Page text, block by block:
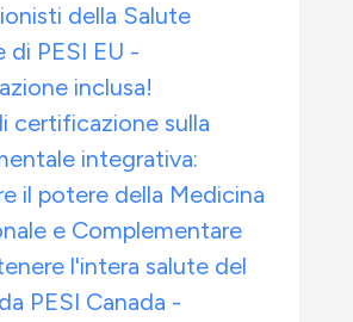
della Salute
di PESI EU -
inclusa!
certificazione sulla
integrativa:
il potere della Medicina
e Complementare
l'intera salute del
PESI Canada -